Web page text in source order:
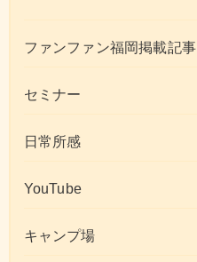
ファンファン福岡掲載記事
セミナー
日常所感
YouTube
キャンプ場